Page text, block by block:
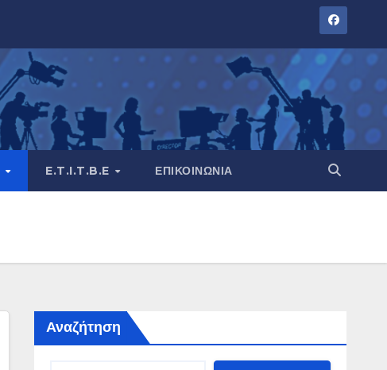
E.T.I.T.B.E ΕΠΙΚΟΙΝΩΝΊΑ
Αναζήτηση